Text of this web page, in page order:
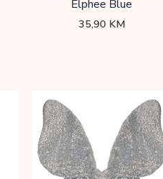
Elphee Blue
35,90 KM